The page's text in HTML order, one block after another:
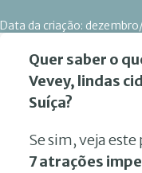
Data da criação:
Quer saber o
Vevey, lindas
Suíça?
Se sim, veja
7 atrações